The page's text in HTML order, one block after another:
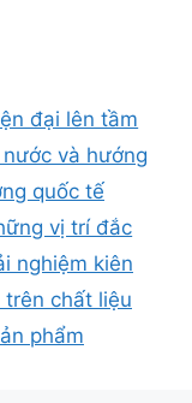
đại lên tầm
và hướng
quốc tế
vị trí đắc
nghiệm kiên
chất liệu
phẩm